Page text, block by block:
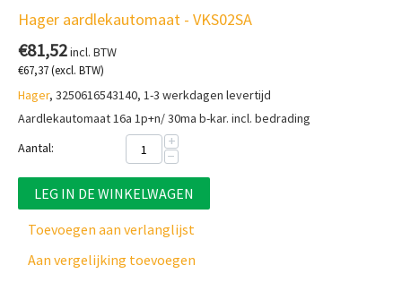
Hager aardlekautomaat - VKS02SA
€81,52incl. BTW
€67,37(excl. BTW)
Hager, 3250616543140, 1-3 werkdagen levertijd
Aardlekautomaat 16a 1p+n/ 30ma b-kar. incl. bedrading
Aantal:
+
−
LEG IN DE WINKELWAGEN
Toevoegen aan verlanglijst
Aan vergelijking toevoegen